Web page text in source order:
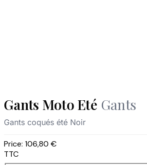
Gants Moto Eté Gants
Gants coqués été Noir
Price: 106,80 €
TTC